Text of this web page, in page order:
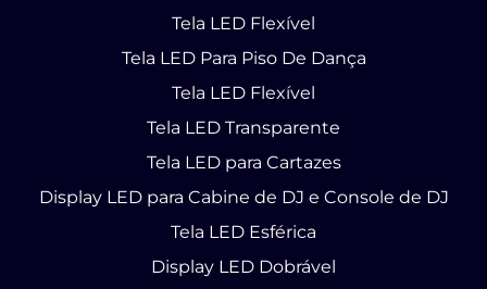
Tela LED Flexível
Tela LED Para Piso De Dança
Tela LED Flexível
Tela LED Transparente
Tela LED para Cartazes
Display LED para Cabine de DJ e Console de DJ
Tela LED Esférica
Display LED Dobrável